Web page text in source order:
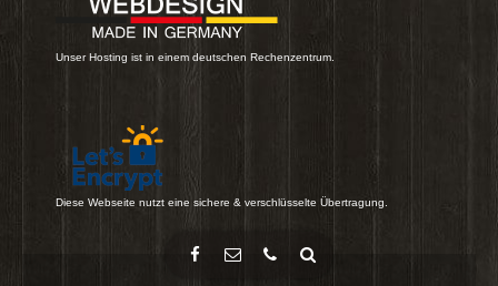
Unser Hosting ist in einem deutschen Rechenzentrum.
Diese Webseite nutzt eine sichere & verschlüsselte Übertragung.